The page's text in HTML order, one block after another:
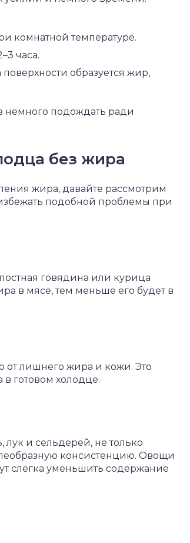
комнатной температуре.
часа.
образуется жир,
немного подождать ради
без жира
жира, давайте рассмотрим
подобной проблемы при
говядина или курица
в мясе, тем меньше его будет в
от лишнего жира и кожи. Это
готовом холодце.
и сельдерей, не только
консистенцию. Овощи
слегка уменьшить содержание